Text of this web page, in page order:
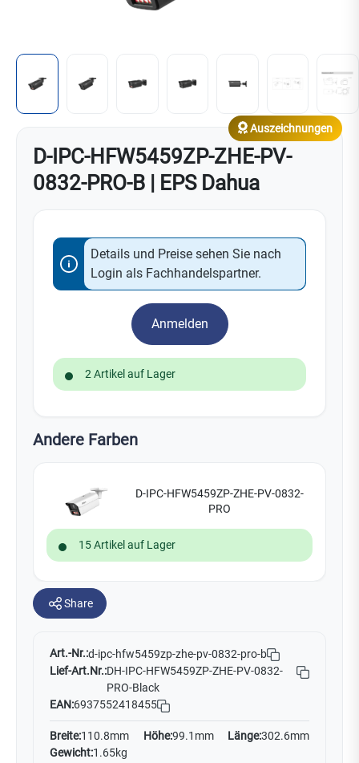
D-IPC-HFW5459ZP-ZHE-PV-
0832-PRO-B | EPS Dahua
Auszeichnungen
Details und Preise sehen Sie nach
Login als Fachhandelspartner.
Anmelden
2 Artikel auf Lager
Andere Farben
D-IPC-HFW5459ZP-ZHE-PV-0832-
PRO
15 Artikel auf Lager
Share
Art.-Nr.:d-ipc-hfw5459zp-zhe-pv-0832-pro-b
Lief-Art.Nr.:DH-IPC-HFW5459ZP-ZHE-PV-0832-
PRO-Black
EAN:6937552418455
Breite:110.8mm Höhe:99.1mm Länge:302.6mm
Gewicht:1.65kg